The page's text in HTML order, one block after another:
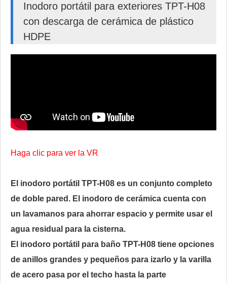
Inodoro portátil para exteriores TPT-H08
con descarga de cerámica de plástico
HDPE
Haga clic para ver la VR
El inodoro portátil TPT-H08 es un conjunto completo
de doble pared. El inodoro de cerámica cuenta con
un lavamanos para ahorrar espacio y permite usar el
agua residual para la cisterna.
El inodoro portátil para baño TPT-H08 tiene opciones
de anillos grandes y pequeños para izarlo y la varilla
de acero pasa por el techo hasta la parte